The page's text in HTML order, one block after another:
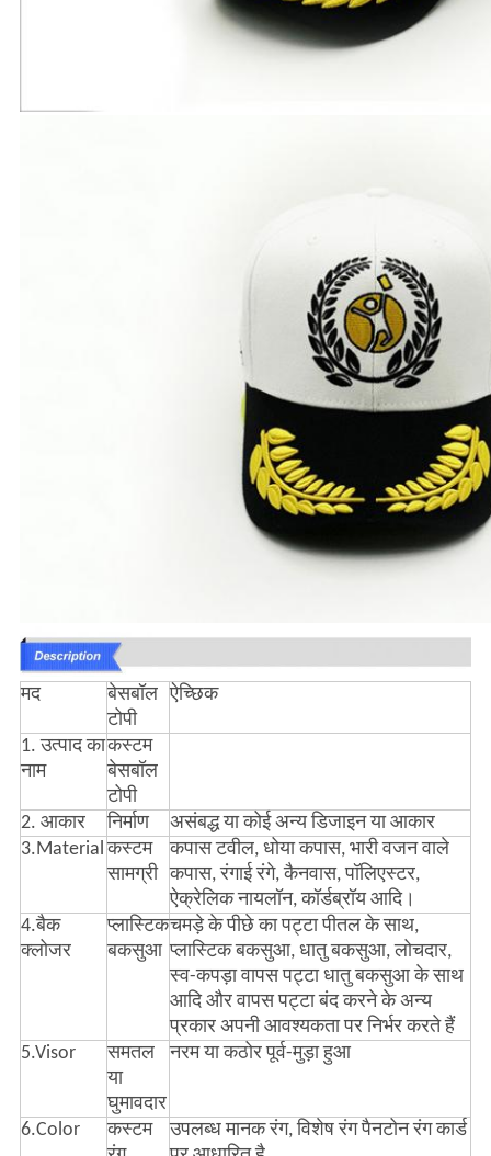
मद
बेसबॉल
टोपी
ऐच्छिक
1. उत्पाद का
नाम
कस्टम
बेसबॉल
टोपी
2. आकार
निर्माण
असंबद्ध या कोई अन्य डिजाइन या आकार
3.Material कस्टम
सामग्री
कपास टवील, धोया कपास, भारी वजन वाले
कपास, रंगाई रंगे, कैनवास, पॉलिएस्टर,
ऐक्रेलिक नायलॉन, कॉर्डब्रॉय आदि।
4.बैक
क्लोजर
प्लास्टिक
बकसुआ
चमड़े के पीछे का पट्टा पीतल के साथ,
प्लास्टिक बकसुआ, धातु बकसुआ, लोचदार,
स्व-कपड़ा वापस पट्टा धातु बकसुआ के साथ
आदि और वापस पट्टा बंद करने के अन्य
प्रकार अपनी आवश्यकता पर निर्भर करते हैं
5.Visor
समतल
या
घुमावदार
नरम या कठोर पूर्व-मुड़ा हुआ
6.Color
कस्टम
उपलब्ध मानक रंग, विशेष रंग पैनटोन रंग कार्ड